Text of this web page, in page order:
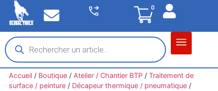
0
Accueil/ Boutique/ Atelier / Chantier BTP/ Traitement de
surface / peinture/ Décapeur thermique / pneumatique/